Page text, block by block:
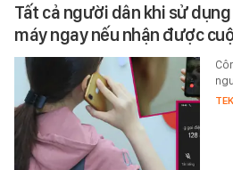
Tất cả người dân khi sử
máy ngay nếu nhận được